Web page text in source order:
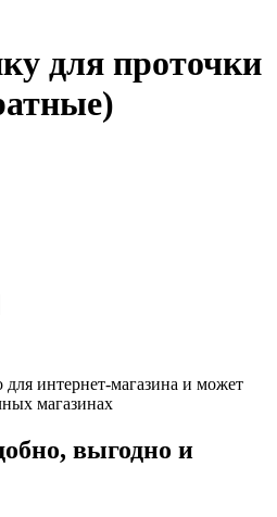
для проточки
для интернет-магазина и может
магазинах
выгодно и